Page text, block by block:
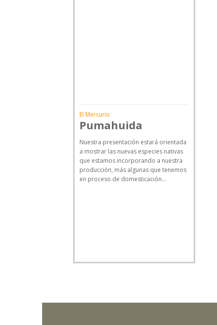
El Mercurio
Pumahuida
Nuestra presentación estará orientada
a mostrar las nuevas especies nativas
que estamos incorporando a nuestra
producción, más algunas que tenemos
en proceso de domesticación...